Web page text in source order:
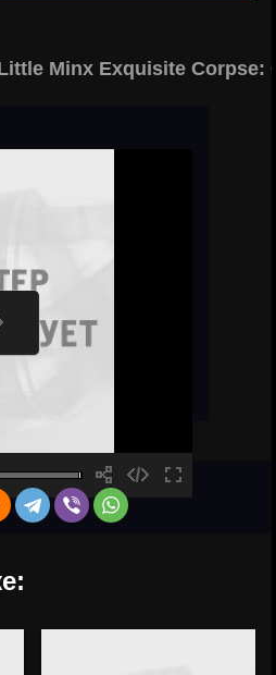
Minx Exquisite Corpse: